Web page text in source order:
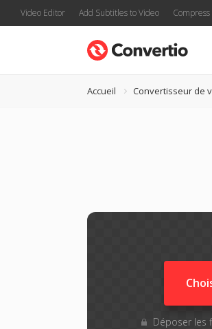
Video Editor Add Subtitles to Video
Accueil Convertisseur de
Déposer les